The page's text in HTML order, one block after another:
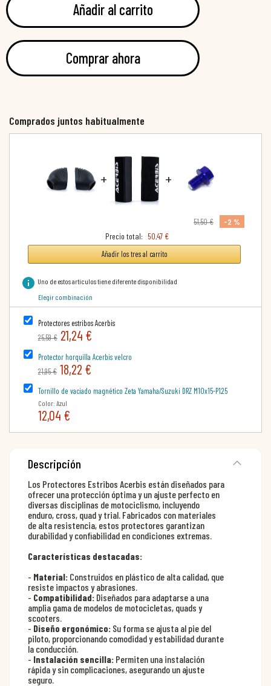
Añadir al carrito
Comprar ahora
Comprados juntos habitualmente
+ +
51,50 €
-2 %
Precio total: 50,47 €
Añadir los tres al carrito
info Uno de estos artículos tiene diferente disponibilidad
Elegir combinación
Protectores estribos Acerbis
25,59 € 21,24 €
Protector horquilla Acerbis velcro
21,95 € 18,22 €
Tornillo de vaciado magnético Zeta Yamaha/Suzuki DRZ M10x15-P1.25
Color: Azul
12,04 €
Descripción
Los Protectores Estribos Acerbis están diseñados para
ofrecer una protección óptima y un ajuste perfecto en
diversas disciplinas de motociclismo, incluyendo
enduro, cross, quad y trial. Fabricados con materiales
de alta resistencia, estos protectores garantizan
durabilidad y confiabilidad en condiciones extremas.
Características destacadas:
- Material: Construidos en plástico de alta calidad, que
resiste impactos y abrasiones.
- Compatibilidad: Diseñados para adaptarse a una
amplia gama de modelos de motocicletas, quads y
scooters.
- Diseño ergonómico: Su forma se ajusta al pie del
piloto, proporcionando comodidad y estabilidad durante
la conducción.
- Instalación sencilla: Permiten una instalación
rápida y sin complicaciones, asegurando un ajuste
seguro.